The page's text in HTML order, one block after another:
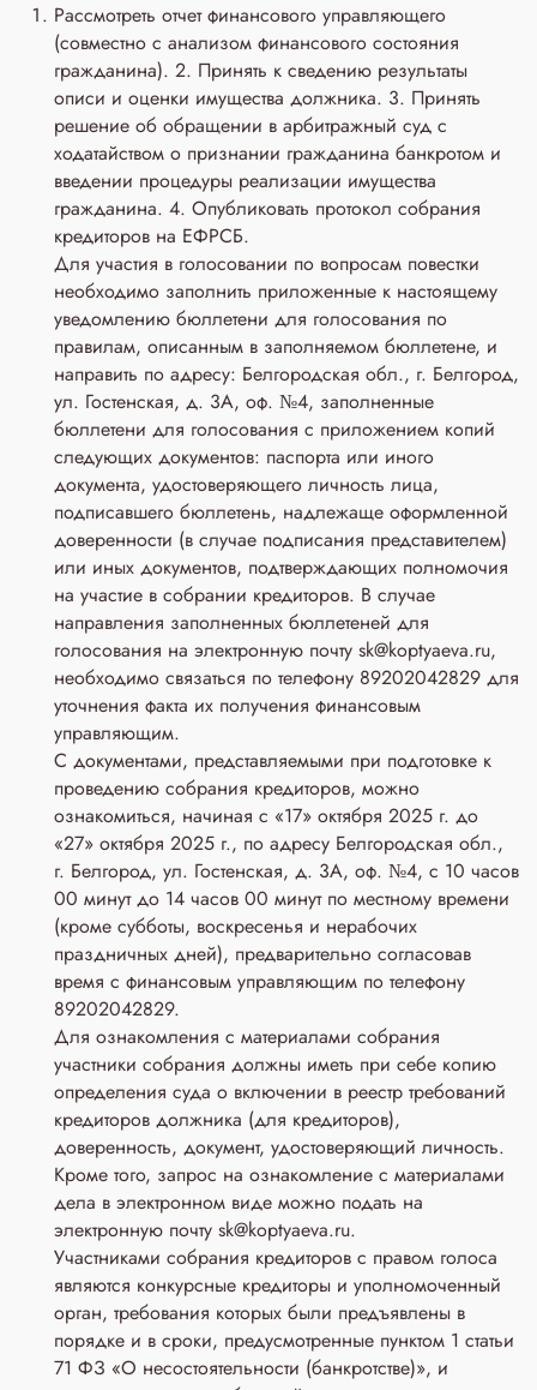
Рассмотреть отчет финансового управляющего
(совместно с анализом финансового состояния
гражданина). 2. Принять к сведению результаты
описи и оценки имущества должника. 3. Принять
решение об обращении в арбитражный суд с
ходатайством о признании гражданина банкротом и
введении процедуры реализации имущества
гражданина. 4. Опубликовать протокол собрания
кредиторов на ЕФРСБ.
Для участия в голосовании по вопросам повестки
необходимо заполнить приложенные к настоящему
уведомлению бюллетени для голосования по
правилам, описанным в заполняемом бюллетене, и
направить по адресу: Белгородская обл., г. Белгород,
ул. Гостенская, д. 3A, оф. №4, заполненные
бюллетени для голосования с приложением копий
следующих документов: паспорта или иного
документа, удостоверяющего личность лица,
подписавшего бюллетень, надлежаще оформленной
доверенности (в случае подписания представителем)
или иных документов, подтверждающих полномочия
на участие в собрании кредиторов. В случае
направления заполненных бюллетеней для
голосования на электронную почту sk@koptyaeva.ru,
необходимо связаться по телефону 89202042829 для
уточнения факта их получения финансовым
управляющим.
С документами, представляемыми при подготовке к
проведению собрания кредиторов, можно
ознакомиться, начиная с «17» октября 2025 г. до
«27» октября 2025 г., по адресу Белгородская обл.,
г. Белгород, ул. Гостенская, д. 3A, оф. №4, с 10 часов
00 минут до 14 часов 00 минут по местному времени
(кроме субботы, воскресенья и нерабочих
праздничных дней), предварительно согласовав
время с финансовым управляющим по телефону
89202042829.
Для ознакомления с материалами собрания
участники собрания должны иметь при себе копию
определения суда о включении в реестр требований
кредиторов должника (для кредиторов),
доверенность, документ, удостоверяющий личность.
Кроме того, запрос на ознакомление с материалами
дела в электронном виде можно подать на
электронную почту sk@koptyaeva.ru.
Участниками собрания кредиторов с правом голоса
являются конкурсные кредиторы и уполномоченный
орган, требования которых были предъявлены в
порядке и в сроки, предусмотренные пунктом 1 статьи
71 ФЗ «О несостоятельности (банкротстве)», и